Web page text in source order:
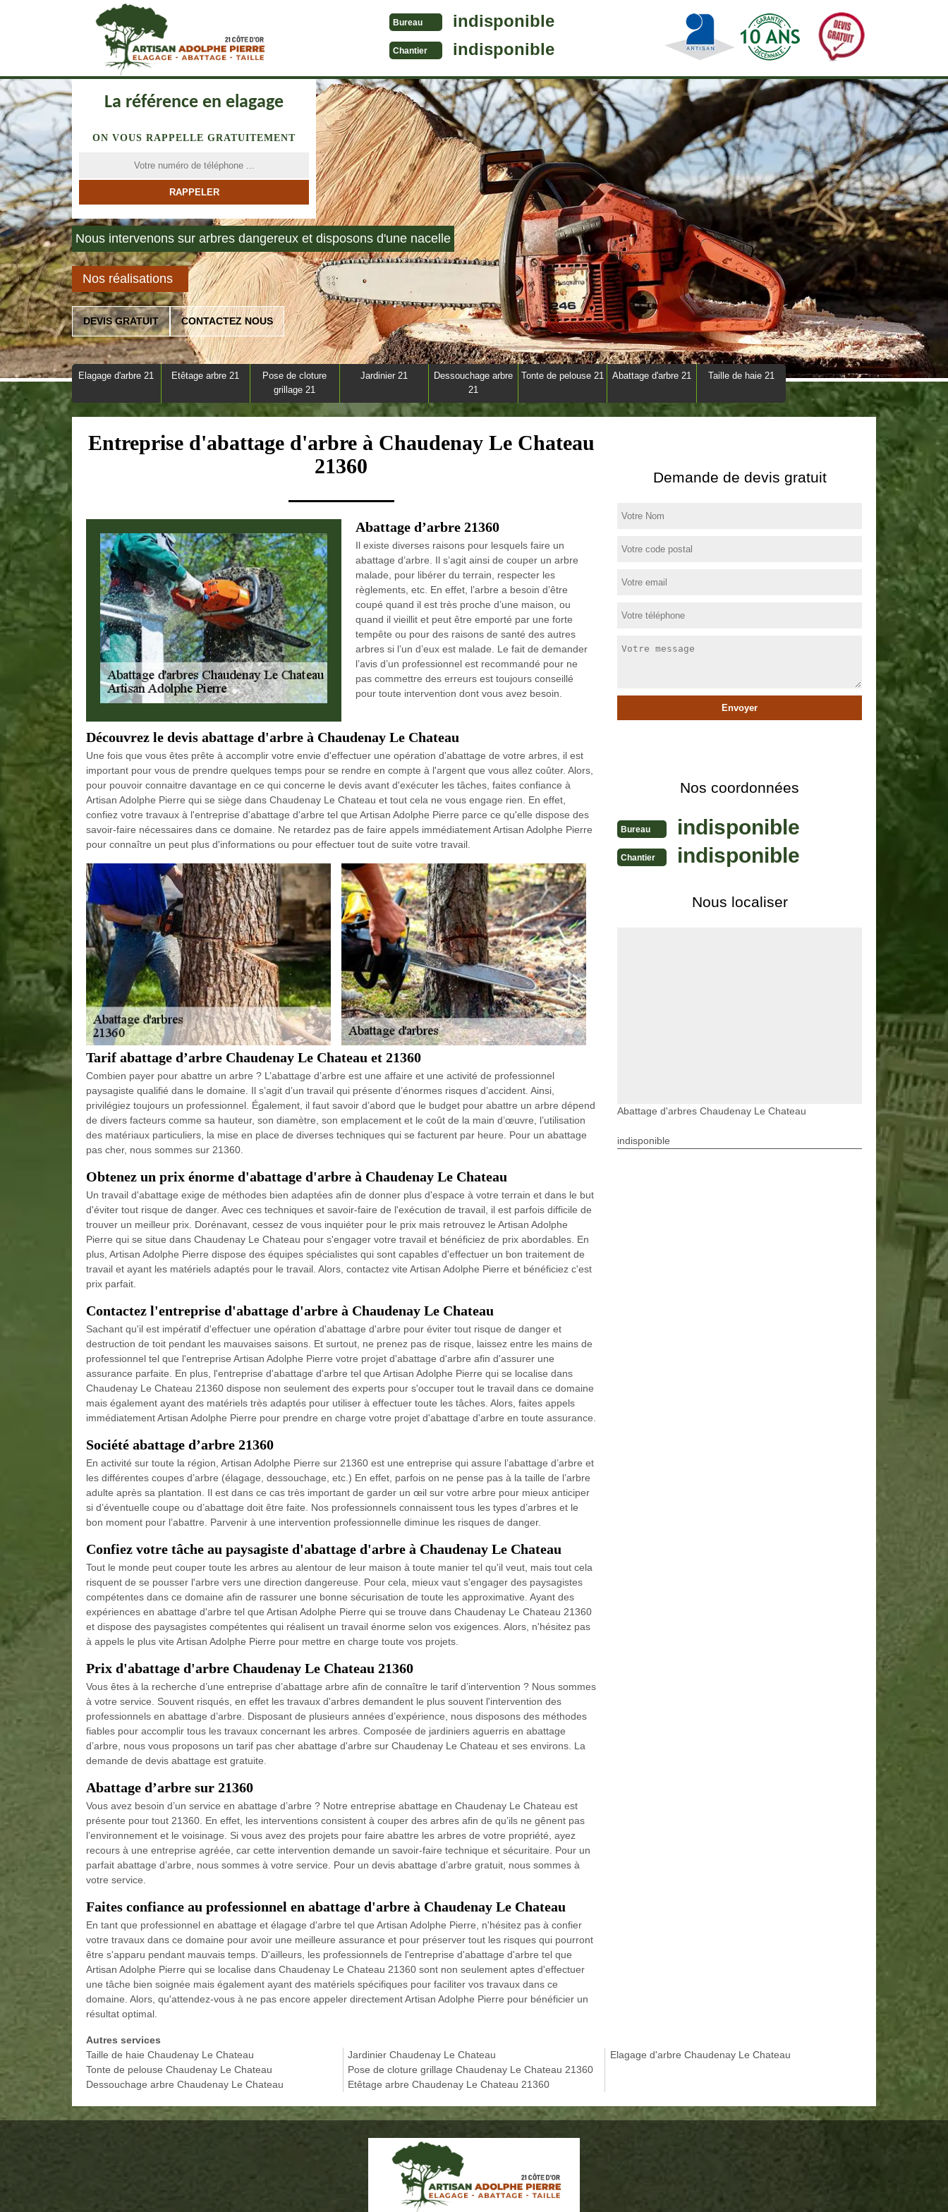
Bureau indisponible
Chantier indisponible
La référence en elagage
ON VOUS RAPPELLE GRATUITEMENT
Nous intervenons sur arbres dangereux et disposons d'une nacelle
Nos réalisations
DEVIS GRATUIT CONTACTEZ NOUS
Elagage d'arbre 21 Etêtage arbre 21
Pose de cloture
grillage 21
Jardinier 21
Dessouchage arbre
21
Tonte de pelouse 21 Abattage d'arbre 21 Taille de haie 21
Entreprise d'abattage d'arbre à Chaudenay Le Chateau
21360
Abattage d’arbre 21360
Il existe diverses raisons pour lesquels faire un
abattage d’arbre. Il s’agit ainsi de couper un arbre
malade, pour libérer du terrain, respecter les
règlements, etc. En effet, l’arbre a besoin d’être
coupé quand il est très proche d’une maison, ou
quand il vieillit et peut être emporté par une forte
tempête ou pour des raisons de santé des autres
arbres si l’un d’eux est malade. Le fait de demander
l’avis d’un professionnel est recommandé pour ne
pas commettre des erreurs est toujours conseillé
pour toute intervention dont vous avez besoin.
Découvrez le devis abattage d'arbre à Chaudenay Le Chateau
Une fois que vous êtes prête à accomplir votre envie d'effectuer une opération d'abattage de votre arbres, il est
important pour vous de prendre quelques temps pour se rendre en compte à l'argent que vous allez coûter. Alors,
pour pouvoir connaitre davantage en ce qui concerne le devis avant d'exécuter les tâches, faites confiance à
Artisan Adolphe Pierre qui se siège dans Chaudenay Le Chateau et tout cela ne vous engage rien. En effet,
confiez votre travaux à l'entreprise d'abattage d'arbre tel que Artisan Adolphe Pierre parce ce qu'elle dispose des
savoir-faire nécessaires dans ce domaine. Ne retardez pas de faire appels immédiatement Artisan Adolphe Pierre
pour connaître un peut plus d'informations ou pour effectuer tout de suite votre travail.
Tarif abattage d’arbre Chaudenay Le Chateau et 21360
Combien payer pour abattre un arbre ? L’abattage d’arbre est une affaire et une activité de professionnel
paysagiste qualifié dans le domaine. Il s’agit d’un travail qui présente d’énormes risques d’accident. Ainsi,
privilégiez toujours un professionnel. Également, il faut savoir d’abord que le budget pour abattre un arbre dépend
de divers facteurs comme sa hauteur, son diamètre, son emplacement et le coût de la main d’œuvre, l’utilisation
des matériaux particuliers, la mise en place de diverses techniques qui se facturent par heure. Pour un abattage
pas cher, nous sommes sur 21360.
Obtenez un prix énorme d'abattage d'arbre à Chaudenay Le Chateau
Un travail d'abattage exige de méthodes bien adaptées afin de donner plus d'espace à votre terrain et dans le but
d'éviter tout risque de danger. Avec ces techniques et savoir-faire de l'exécution de travail, il est parfois difficile de
trouver un meilleur prix. Dorénavant, cessez de vous inquiéter pour le prix mais retrouvez le Artisan Adolphe
Pierre qui se situe dans Chaudenay Le Chateau pour s'engager votre travail et bénéficiez de prix abordables. En
plus, Artisan Adolphe Pierre dispose des équipes spécialistes qui sont capables d'effectuer un bon traitement de
travail et ayant les matériels adaptés pour le travail. Alors, contactez vite Artisan Adolphe Pierre et bénéficiez c'est
prix parfait.
Contactez l'entreprise d'abattage d'arbre à Chaudenay Le Chateau
Sachant qu'il est impératif d'effectuer une opération d'abattage d'arbre pour éviter tout risque de danger et
destruction de toit pendant les mauvaises saisons. Et surtout, ne prenez pas de risque, laissez entre les mains de
professionnel tel que l'entreprise Artisan Adolphe Pierre votre projet d'abattage d'arbre afin d'assurer une
assurance parfaite. En plus, l'entreprise d'abattage d'arbre tel que Artisan Adolphe Pierre qui se localise dans
Chaudenay Le Chateau 21360 dispose non seulement des experts pour s'occuper tout le travail dans ce domaine
mais également ayant des matériels très adaptés pour utiliser à effectuer toute les tâches. Alors, faites appels
immédiatement Artisan Adolphe Pierre pour prendre en charge votre projet d'abattage d'arbre en toute assurance.
Société abattage d’arbre 21360
En activité sur toute la région, Artisan Adolphe Pierre sur 21360 est une entreprise qui assure l’abattage d’arbre et
les différentes coupes d’arbre (élagage, dessouchage, etc.) En effet, parfois on ne pense pas à la taille de l’arbre
adulte après sa plantation. Il est dans ce cas très important de garder un œil sur votre arbre pour mieux anticiper
si d’éventuelle coupe ou d’abattage doit être faite. Nos professionnels connaissent tous les types d’arbres et le
bon moment pour l’abattre. Parvenir à une intervention professionnelle diminue les risques de danger.
Confiez votre tâche au paysagiste d'abattage d'arbre à Chaudenay Le Chateau
Tout le monde peut couper toute les arbres au alentour de leur maison à toute manier tel qu'il veut, mais tout cela
risquent de se pousser l'arbre vers une direction dangereuse. Pour cela, mieux vaut s'engager des paysagistes
compétentes dans ce domaine afin de rassurer une bonne sécurisation de toute les approximative. Ayant des
expériences en abattage d'arbre tel que Artisan Adolphe Pierre qui se trouve dans Chaudenay Le Chateau 21360
et dispose des paysagistes compétentes qui réalisent un travail énorme selon vos exigences. Alors, n'hésitez pas
à appels le plus vite Artisan Adolphe Pierre pour mettre en charge toute vos projets.
Prix d'abattage d'arbre Chaudenay Le Chateau 21360
Vous êtes à la recherche d’une entreprise d’abattage arbre afin de connaître le tarif d’intervention ? Nous sommes
à votre service. Souvent risqués, en effet les travaux d'arbres demandent le plus souvent l'intervention des
professionnels en abattage d’arbre. Disposant de plusieurs années d’expérience, nous disposons des méthodes
fiables pour accomplir tous les travaux concernant les arbres. Composée de jardiniers aguerris en abattage
d’arbre, nous vous proposons un tarif pas cher abattage d'arbre sur Chaudenay Le Chateau et ses environs. La
demande de devis abattage est gratuite.
Abattage d’arbre sur 21360
Vous avez besoin d’un service en abattage d’arbre ? Notre entreprise abattage en Chaudenay Le Chateau est
présente pour tout 21360. En effet, les interventions consistent à couper des arbres afin de qu’ils ne gênent pas
l’environnement et le voisinage. Si vous avez des projets pour faire abattre les arbres de votre propriété, ayez
recours à une entreprise agréée, car cette intervention demande un savoir-faire technique et sécuritaire. Pour un
parfait abattage d’arbre, nous sommes à votre service. Pour un devis abattage d’arbre gratuit, nous sommes à
votre service.
Faites confiance au professionnel en abattage d'arbre à Chaudenay Le Chateau
En tant que professionnel en abattage et élagage d'arbre tel que Artisan Adolphe Pierre, n'hésitez pas à confier
votre travaux dans ce domaine pour avoir une meilleure assurance et pour préserver tout les risques qui pourront
être s'apparu pendant mauvais temps. D'ailleurs, les professionnels de l'entreprise d'abattage d'arbre tel que
Artisan Adolphe Pierre qui se localise dans Chaudenay Le Chateau 21360 sont non seulement aptes d'effectuer
une tâche bien soignée mais également ayant des matériels spécifiques pour faciliter vos travaux dans ce
domaine. Alors, qu'attendez-vous à ne pas encore appeler directement Artisan Adolphe Pierre pour bénéficier un
résultat optimal.
Demande de devis gratuit
Nos coordonnées
Bureau indisponible
Chantier indisponible
Nous localiser
Abattage d'arbres Chaudenay Le Chateau
indisponible
Autres services
Taille de haie Chaudenay Le Chateau
Tonte de pelouse Chaudenay Le Chateau
Dessouchage arbre Chaudenay Le Chateau
Jardinier Chaudenay Le Chateau
Pose de cloture grillage Chaudenay Le Chateau 21360
Etêtage arbre Chaudenay Le Chateau 21360
Elagage d'arbre Chaudenay Le Chateau